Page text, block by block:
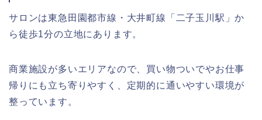
サロンは東急田園都市線・大井町線「二子玉川駅」か
ら徒歩1分の立地にあります。
商業施設が多いエリアなので、買い物ついでやお仕事
帰りにも立ち寄りやすく、定期的に通いやすい環境が
整っています。